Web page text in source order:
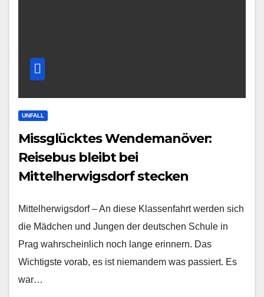
UNFALL
Missglücktes Wendemanöver:
Reisebus bleibt bei
Mittelherwigsdorf stecken
Mittelherwigsdorf – An diese Klassenfahrt werden sich
die Mädchen und Jungen der deutschen Schule in
Prag wahrscheinlich noch lange erinnern. Das
Wichtigste vorab, es ist niemandem was passiert. Es
war…